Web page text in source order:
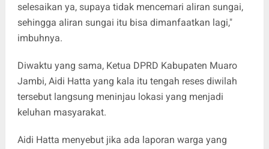
selesaikan ya, supaya tidak mencemari aliran sungai,
sehingga aliran sungai itu bisa dimanfaatkan lagi,"
imbuhnya.
Diwaktu yang sama, Ketua DPRD Kabupaten Muaro
Jambi, Aidi Hatta yang kala itu tengah reses diwilah
tersebut langsung meninjau lokasi yang menjadi
keluhan masyarakat.
Aidi Hatta menyebut jika ada laporan warga yang